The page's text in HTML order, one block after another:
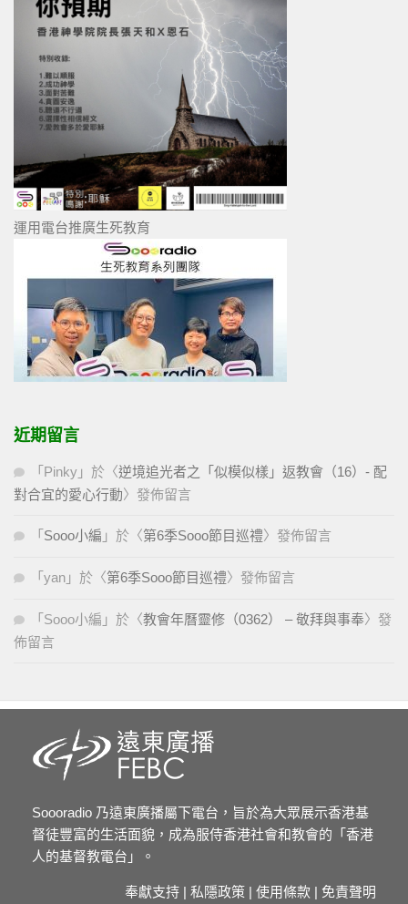
運用電台推廣生死教育
近期留言
「 Pinky 」於〈逆境追光者之「似模似樣」返教會（16）- 配
對合宜的愛心行動〉發佈留言
「 Sooo小編 」於〈第6季Sooo節目巡禮〉發佈留言
「 yan 」於〈第6季Sooo節目巡禮〉發佈留言
「 Sooo小編 」於〈教會年曆靈修（0362） – 敬拜與事奉〉發
佈留言
Soooradio 乃遠東廣播屬下電台，旨於為大眾展示香港基
督徒豐富的生活面貌，成為服侍香港社會和教會的「香港
人的基督教電台」。
奉獻支持 | 私隱政策 | 使用條款 | 免責聲明